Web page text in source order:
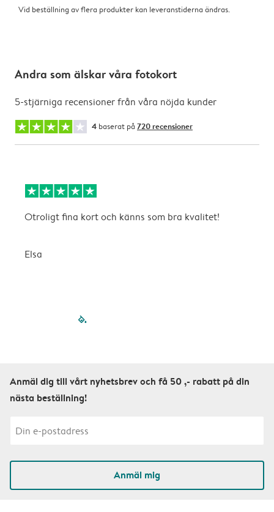
Vid beställning av flera produkter kan leveranstiderna ändras.
Andra som älskar våra fotokort
5-stjärniga recensioner från våra nöjda kunder
4 baserat på 720 recensioner
Otroligt fina kort och känns som bra kvalitet!
Elsa
filled-pagination
Anmäl dig till vårt nyhetsbrev och få 50 ,- rabatt på din
nästa beställning!
Anmäl mig